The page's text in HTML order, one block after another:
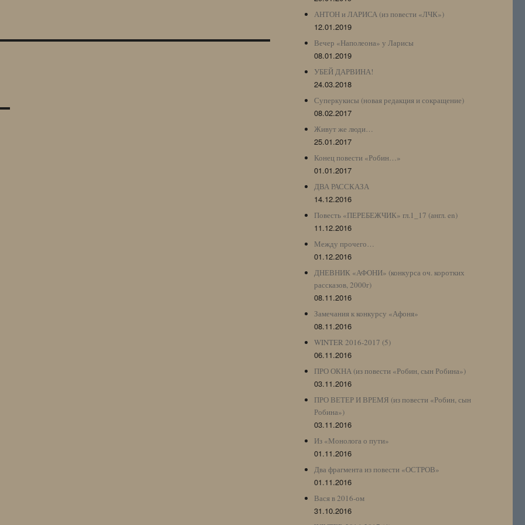
АНТОН и ЛАРИСА (из повести «ЛЧК»)
12.01.2019
Вечер «Наполеона» у Ларисы
08.01.2019
УБЕЙ ДАРВИНА!
24.03.2018
Суперкукисы (новая редакция и сокращение)
08.02.2017
Живут же люди…
25.01.2017
Конец повести «Робин…»
01.01.2017
ДВА РАССКАЗА
14.12.2016
Повесть «ПЕРЕБЕЖЧИК» гл.1_17 (англ. en)
11.12.2016
Между прочего…
01.12.2016
ДНЕВНИК «АФОНИ» (конкурса оч. коротких
рассказов, 2000г)
08.11.2016
Замечания к конкурсу «Афоня»
08.11.2016
WINTER 2016-2017 (5)
06.11.2016
ПРО ОКНА (из повести «Робин, сын Робина»)
03.11.2016
ПРО ВЕТЕР И ВРЕМЯ (из повести «Робин, сын
Робина»)
03.11.2016
Из «Монолога о пути»
01.11.2016
Два фрагмента из повести «ОСТРОВ»
01.11.2016
Вася в 2016-ом
31.10.2016